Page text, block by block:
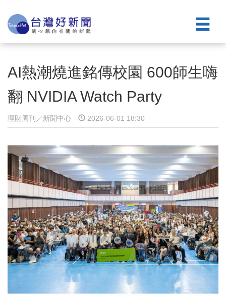
AI熱潮燒進銘傳校園 600師生嗨
翻 NVIDIA Watch Party
理財周刊／新聞中心 2026-06-01 18:30